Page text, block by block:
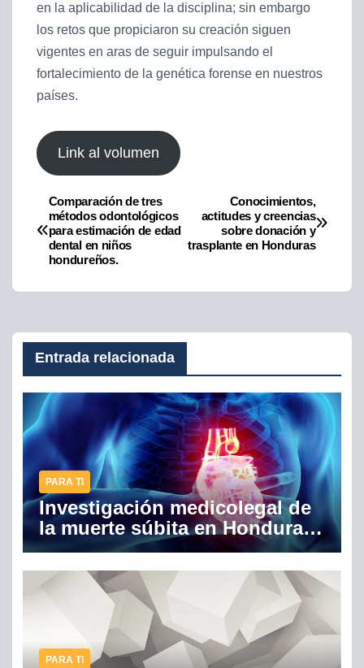
en la aplicabilidad de la disciplina; sin embargo
los retos que propiciaron su creación siguen
vigentes en aras de seguir impulsando el
fortalecimiento de la genética forense en nuestros
países.
Link al volumen
Navegación
de
Conocimientos,
actitudes y creencias
sobre donación y
trasplante en Honduras
Comparación de tres
métodos odontológicos
para estimación de edad
dental en niños
hondureños.
Entrada relacionada
PARA TI
Investigación medicolegal de
la muerte súbita en Honduras.
Análisis crítico de las
autopsias realizadas en el
período 2015-2019
PARA TI